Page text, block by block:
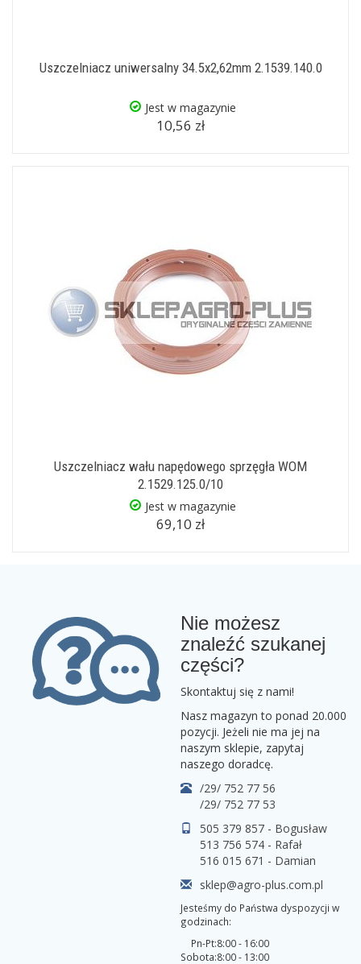
Uszczelniacz uniwersalny 34.5x2,62mm 2.1539.140.0
Jest w magazynie
10,56 zł
Uszczelniacz wału napędowego sprzęgła WOM
2.1529.125.0/10
Jest w magazynie
69,10 zł
Nie możesz
znaleźć szukanej
części?
Skontaktuj się z nami!
Nasz magazyn to ponad 20.000
pozycji. Jeżeli nie ma jej na
naszym sklepie, zapytaj
naszego doradcę.
/29/ 752 77 56
/29/ 752 77 53
505 379 857 - Bogusław
513 756 574 - Rafał
516 015 671 - Damian
sklep@agro-plus.com.pl
Jesteśmy do Państwa dyspozycji w
godzinach:
Pn-Pt:
Sobota:
8:00 - 16:00
8:00 - 13:00